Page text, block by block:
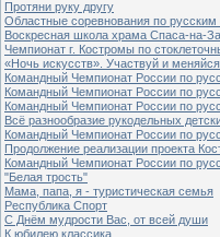
Протяни руку другу
Областные соревнования по
Воскресная школа храма Спаса-на-
Чемпионат г. Костромы по
«Ночь искусств». Участвуй и
Командный Чемпионат России по
Командный Чемпионат России по
Командный Чемпионат России по
Всё разнообразие рукодельных
Командный Чемпионат России по
Продолжение реализации проекта
Командный Чемпионат России по
"Белая трость"
Мама, папа, я - туристическая семья
Республика Спорт
С Днём мудрости Вас, от всей души
К юбилею классика